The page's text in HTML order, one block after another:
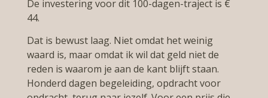
De investering voor dit 100-dagen-traject is €
44.
Dat is bewust laag. Niet omdat het weinig
waard is, maar omdat ik wil dat geld niet de
reden is waarom je aan de kant blijft staan.
Honderd dagen begeleiding, opdracht voor